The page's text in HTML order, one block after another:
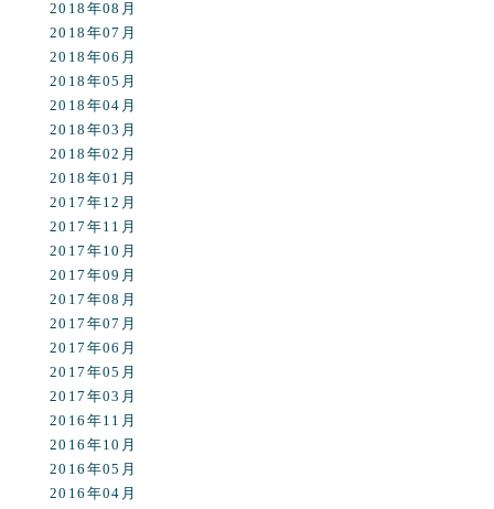
2018年08月
2018年07月
2018年06月
2018年05月
2018年04月
2018年03月
2018年02月
2018年01月
2017年12月
2017年11月
2017年10月
2017年09月
2017年08月
2017年07月
2017年06月
2017年05月
2017年03月
2016年11月
2016年10月
2016年05月
2016年04月